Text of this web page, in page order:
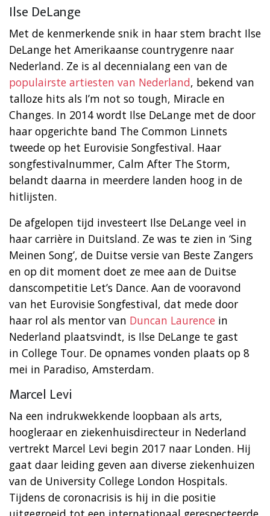
Ilse DeLange
Met de kenmerkende snik in haar stem bracht Ilse
DeLange het Amerikaanse countrygenre naar
Nederland. Ze is al decennialang een van de
populairste artiesten van Nederland, bekend van
talloze hits als I’m not so tough, Miracle en
Changes. In 2014 wordt Ilse DeLange met de door
haar opgerichte band The Common Linnets
tweede op het Eurovisie Songfestival. Haar
songfestivalnummer, Calm After The Storm,
belandt daarna in meerdere landen hoog in de
hitlijsten.
De afgelopen tijd investeert Ilse DeLange veel in
haar carrière in Duitsland. Ze was te zien in ‘Sing
Meinen Song’, de Duitse versie van Beste Zangers
en op dit moment doet ze mee aan de Duitse
danscompetitie Let’s Dance. Aan de vooravond
van het Eurovisie Songfestival, dat mede door
haar rol als mentor van Duncan Laurence in
Nederland plaatsvindt, is Ilse DeLange te gast
in College Tour. De opnames vonden plaats op 8
mei in Paradiso, Amsterdam.
Marcel Levi
Na een indrukwekkende loopbaan als arts,
hoogleraar en ziekenhuisdirecteur in Nederland
vertrekt Marcel Levi begin 2017 naar Londen. Hij
gaat daar leiding geven aan diverse ziekenhuizen
van de University College London Hospitals.
Tijdens de coronacrisis is hij in die positie